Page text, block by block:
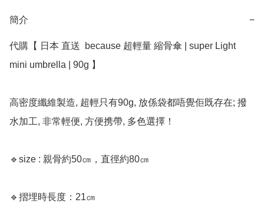
簡介 −
代購【﻿ 日本 直送  because 超輕量 縮骨傘 | super Light
mini umbrella | 90g 】﻿﻿﻿﻿﻿
高密度纖維製造, 超輕只有90g, 放係袋都唔覺佢既存在; 撥
水加工, 非常輕便, 方便携帶, 多色選擇！
🔹size : 親骨約50㎝，直徑約80㎝
🔹摺埋時長度：21㎝